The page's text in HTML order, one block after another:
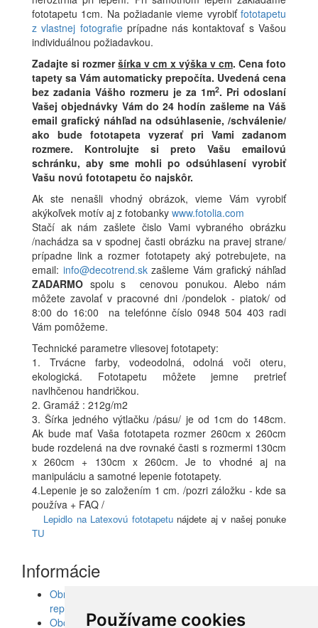
Používame cookies
fototapetu 1cm. Na požiadanie vieme vyrobiť fototapetu
z vlastnej fotografieprípadne nás kontaktovať s Vašou
individuálnou požiadavkou.
Zadajte si rozmeršírka v cm x výška v cm. Cena foto
tapety sa Vám automaticky prepočíta. Uvedená cena
bez zadania Vášho rozmeru je za 1m2. Pri odoslaní
Vašej objednávky Vám do 24 hodín zašleme na Váš
email grafický náhľad na odsúhlasenie, /schválenie/
ako bude fototapeta vyzerať pri Vami zadanom
rozmere. Kontrolujte si preto Vašu emailovú
schránku, aby sme mohli po odsúhlasení vyrobiť
Vašu novú fototapetu čo najskôr.
Ak ste nenašli vhodný obrázok, vieme Vám vyrobiť
akýkoľvek motív aj z fotobanky www.fotolia.com
Stačí ak nám zašlete čislo Vami vybraného obrázku
/nachádza sa v spodnej časti obrázku na pravej strane/
prípadne link a rozmer fototapety aký potrebujete, na
email: info@decotrend.skzašleme Vám grafický náhľad
ZADARMO spolu s cenovou ponukou. Alebo nám
môžete zavolať v pracovné dni /pondelok - piatok/ od
8:00 do 16:00 na telefónne číslo 0948 504 403 radi
Vám pomôžeme.
Technické parametre vliesovej fototapety:
1. Trvácne farby, vodeodolná, odolná voči oteru,
ekologická. Fototapetu môžete jemne pretrieť
navlhčenou handričkou.
2. Gramáž : 212g/m2
3. Šírka jedného výtlačku /pásu/ je od 1cm do 148cm.
Ak bude mať Vaša fototapeta rozmer 260cm x 260cm
bude rozdelená na dve rovnaké časti s rozmermi 130cm
x 260cm + 130cm x 260cm. Je to vhodné aj na
manipuláciu a samotné lepenie fototapety.
4.Lepenie je so založením 1 cm. /pozri záložku - kde sa
používa + FAQ /
Lepidlo na Latexovú fototapetunájdete aj v našej ponuke
TU
Informácie
Obrazy, nálepky, fototapety, šablóny, dekorácie,
reprodukcie
Obchodné podmienky